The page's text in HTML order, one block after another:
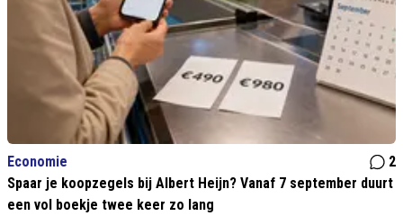
Economie
2
Spaar je koopzegels bij Albert Heijn? Vanaf 7 september duurt
een vol boekje twee keer zo lang